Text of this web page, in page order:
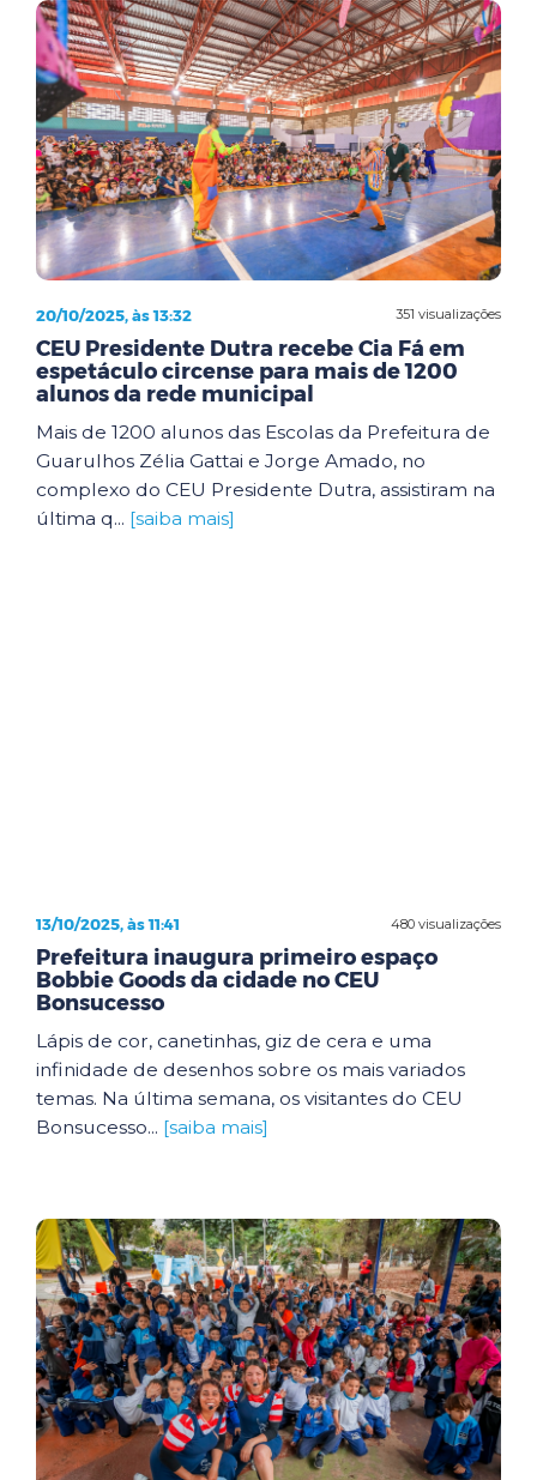
351 visualizações
20/10/2025, às 13:32
CEU Presidente Dutra recebe Cia Fá em
espetáculo circense para mais de 1200
alunos da rede municipal
Mais de 1200 alunos das Escolas da Prefeitura de
Guarulhos Zélia Gattai e Jorge Amado, no
complexo do CEU Presidente Dutra, assistiram na
última q... [saiba mais]
480 visualizações
13/10/2025, às 11:41
Prefeitura inaugura primeiro espaço
Bobbie Goods da cidade no CEU
Bonsucesso
Lápis de cor, canetinhas, giz de cera e uma
infinidade de desenhos sobre os mais variados
temas. Na última semana, os visitantes do CEU
Bonsucesso... [saiba mais]